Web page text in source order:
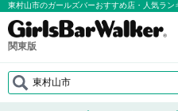
東村山市のガールズバーおすすめ店・人気ラン
関東版
東村山市